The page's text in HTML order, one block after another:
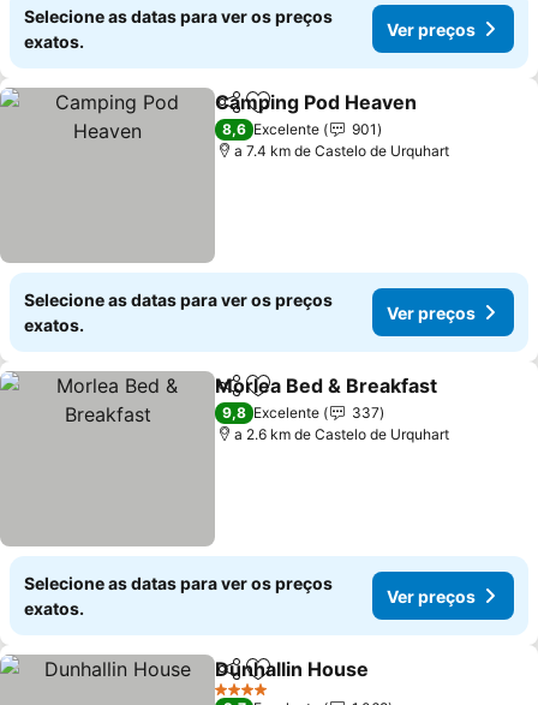
Selecione as datas para ver os preços
exatos.
Ver preços
PartilharAdicionar aos favoritos
Camping Pod Heaven
8,6 Excelente
901
a 7.4 km de Castelo de Urquhart
Selecione as datas para ver os preços
exatos.
Ver preços
PartilharAdicionar aos favoritos
Morlea Bed & Breakfast
9,8 Excelente
337
a 2.6 km de Castelo de Urquhart
Selecione as datas para ver os preços
exatos.
Ver preços
PartilharAdicionar aos favoritos
Dunhallin House
4 Estrelas